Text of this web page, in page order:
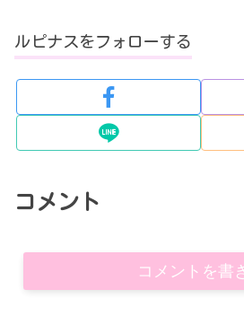
ルピナスをフォローする
コメント
コメントを書